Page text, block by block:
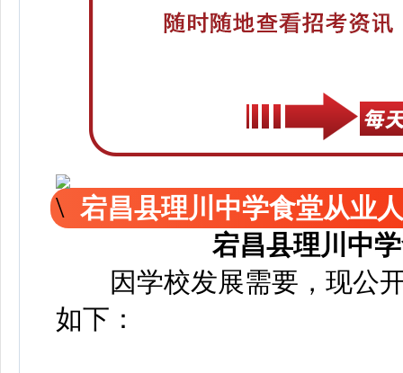
宕昌县理川中学食堂从业
宕昌县理川中
因学校发展需要，现公开
如下：